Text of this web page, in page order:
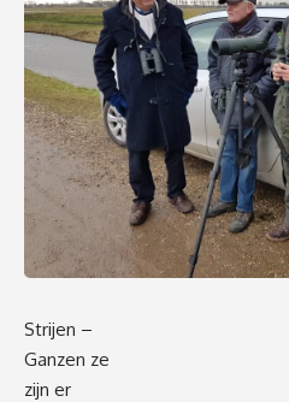
Strijen –
Ganzen ze
zijn er